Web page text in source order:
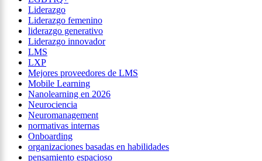
Liderazgo
Liderazgo femenino
liderazgo generativo
Liderazgo innovador
LMS
LXP
Mejores proveedores de LMS
Mobile Learning
Nanolearning en 2026
Neurociencia
Neuromanagement
normativas internas
Onboarding
organizaciones basadas en habilidades
pensamiento espacioso